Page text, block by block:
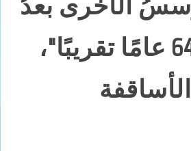
وإن مرّت 64 عامًا تقريبًا"،